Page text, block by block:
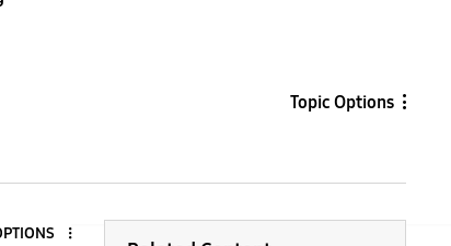
Topic Options